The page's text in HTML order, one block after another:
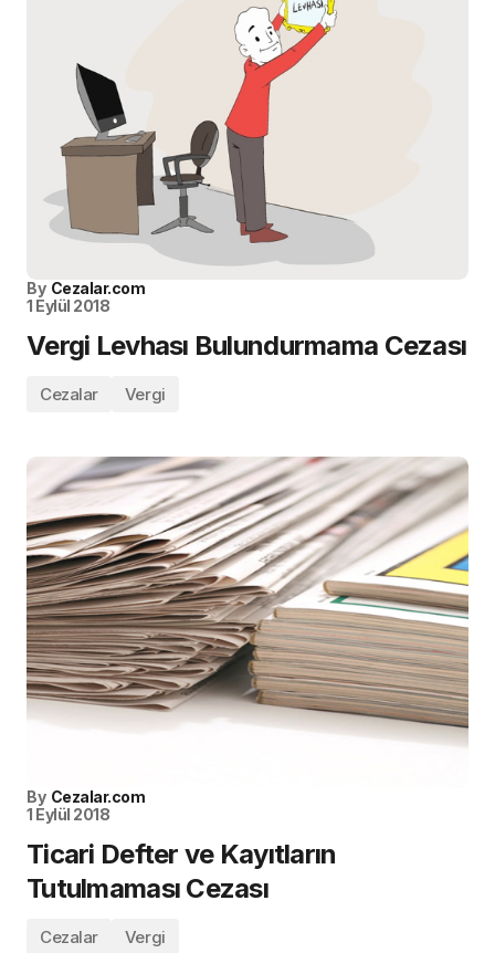
By Cezalar.com
1 Eylül 2018
Vergi Levhası Bulundurmama Cezası
Cezalar Vergi
By Cezalar.com
1 Eylül 2018
Ticari Defter ve Kayıtların
Tutulmaması Cezası
Cezalar Vergi